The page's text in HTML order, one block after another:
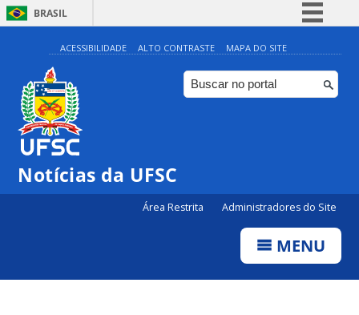
BRASIL
Simplifique!
Comunica BR
Participe
ACESSIBILIDADE ALTO CONTRASTE MAPA DO SITE
Notícias da UFSC
Área Restrita Administradores do Site
MENU